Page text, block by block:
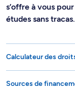
s’offre à vous
études sans tracas.
Calculateur des
Sources de